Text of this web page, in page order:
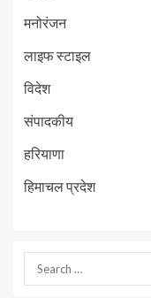
मनोरंजन
लाइफ स्टाइल
विदेश
संपादकीय
हरियाणा
हिमाचल प्रदेश